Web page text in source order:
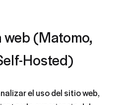
(Matomo,
Hosted)
el uso del sitio web,